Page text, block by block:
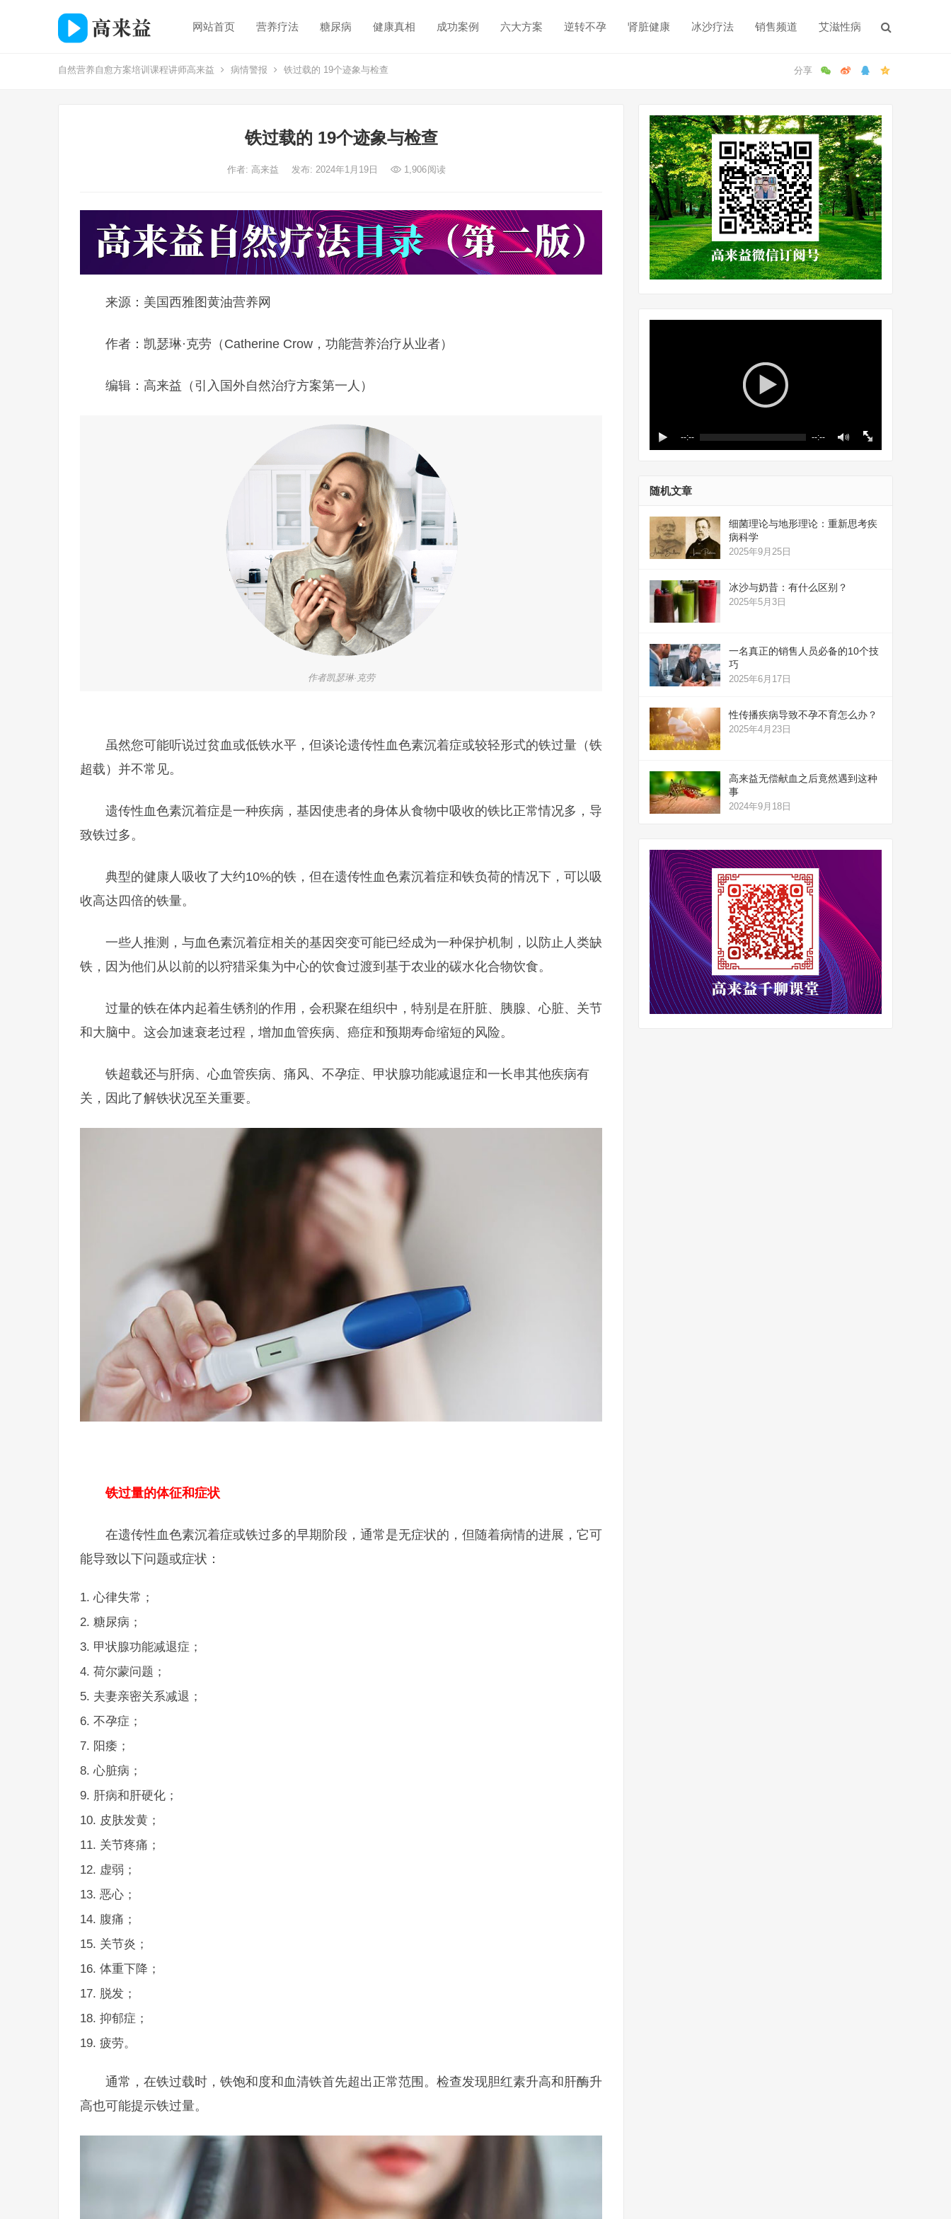
网站首页 营养疗法 糖尿病 健康真相 成功案例 六大方案 逆转不孕 肾脏健康 冰沙疗法 销售频道 艾滋性病
自然营养自愈方案培训课程讲师高来益 病情警报 铁过载的 19个迹象与检查
铁过载的 19个迹象与检查
作者: 高来益 发布: 2024年1月19日 1,906阅读
来源：美国西雅图黄油营养网
作者：凯瑟琳·克劳（Catherine Crow，功能营养治疗从业者）
编辑：高来益（引入国外自然治疗方案第一人）
作者凯瑟琳·克劳
虽然您可能听说过贫血或低铁水平，但谈论遗传性血色素沉着症或较轻形式的铁过量（铁
超载）并不常见。
遗传性血色素沉着症是一种疾病，基因使患者的身体从食物中吸收的铁比正常情况多，导
致铁过多。
典型的健康人吸收了大约10%的铁，但在遗传性血色素沉着症和铁负荷的情况下，可以吸
收高达四倍的铁量。
一些人推测，与血色素沉着症相关的基因突变可能已经成为一种保护机制，以防止人类缺
铁，因为他们从以前的以狩猎采集为中心的饮食过渡到基于农业的碳水化合物饮食。
过量的铁在体内起着生锈剂的作用，会积聚在组织中，特别是在肝脏、胰腺、心脏、关节
和大脑中。这会加速衰老过程，增加血管疾病、癌症和预期寿命缩短的风险。
铁超载还与肝病、心血管疾病、痛风、不孕症、甲状腺功能减退症和一长串其他疾病有
关，因此了解铁状况至关重要。
铁过量的体征和症状
在遗传性血色素沉着症或铁过多的早期阶段，通常是无症状的，但随着病情的进展，它可
能导致以下问题或症状：
心律失常；
糖尿病；
甲状腺功能减退症；
荷尔蒙问题；
夫妻亲密关系减退；
不孕症；
阳痿；
心脏病；
肝病和肝硬化；
皮肤发黄；
关节疼痛；
虚弱；
恶心；
腹痛；
关节炎；
体重下降；
脱发；
抑郁症；
疲劳。
通常，在铁过载时，铁饱和度和血清铁首先超出正常范围。检查发现胆红素升高和肝酶升
高也可能提示铁过量。
--:-- --:--
随机文章
细菌理论与地形理论：重新思考疾
病科学
2025年9月25日
冰沙与奶昔：有什么区别？
2025年5月3日
一名真正的销售人员必备的10个技
巧
2025年6月17日
性传播疾病导致不孕不育怎么办？
2025年4月23日
高来益无偿献血之后竟然遇到这种
事
2024年9月18日